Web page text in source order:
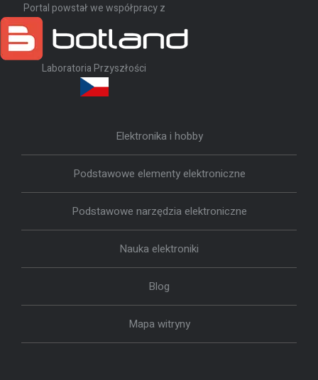
Portal powstał we współpracy z
Laboratoria Przyszłości
Elektronika i hobby
Podstawowe elementy elektroniczne
Podstawowe narzędzia elektroniczne
Nauka elektroniki
Blog
Mapa witryny